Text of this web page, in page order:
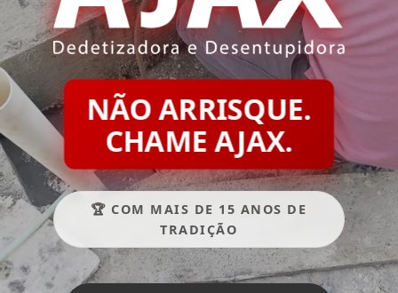
NÃO ARRISQUE.
CHAME AJAX.
🏆 COM MAIS DE 15 ANOS DE
TRADIÇÃO